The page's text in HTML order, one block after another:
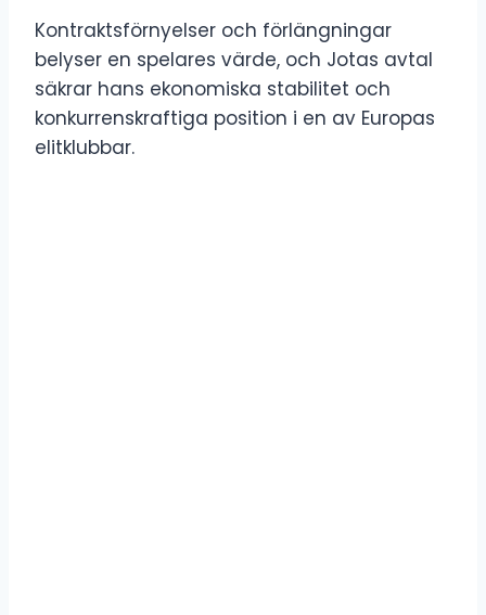
Kontraktsförnyelser och förlängningar
belyser en spelares värde, och Jotas avtal
säkrar hans ekonomiska stabilitet och
konkurrenskraftiga position i en av Europas
elitklubbar.